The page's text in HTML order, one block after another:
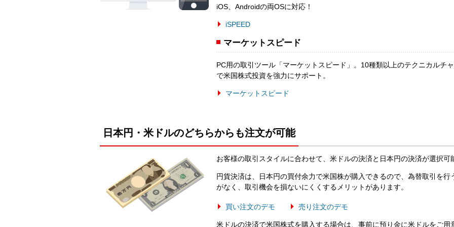
iOS、Androidの両OSに対応！
iSPEED
マーケットスピード
PC用の取引ツール「マーケットスピード」。10種類以上のテクニカルチ
で米国株式投資を強力にサポート。
マーケットスピード
日本円・米ドルのどちらからも注文が可能
お客様の取引スタイルに合わせて、米ドルの決済と日本円の決済が選択可
円貨決済は、日本円の買付余力で米国株が購入できるので、為替取引を行
がなく、取引機会を損ないにくくするメリットがあります。
買い注文のデモ 売り注文のデモ
米ドルの決済で米国株式を購入する場合は、事前に預り金に米ドルをご用